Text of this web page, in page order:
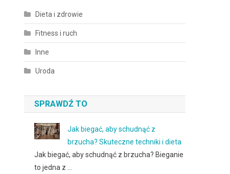
Dieta i zdrowie
Fitness i ruch
Inne
Uroda
SPRAWDŹ TO
Jak biegać, aby schudnąć z
brzucha? Skuteczne techniki i dieta
Jak biegać, aby schudnąć z brzucha? Bieganie
to jedna z …